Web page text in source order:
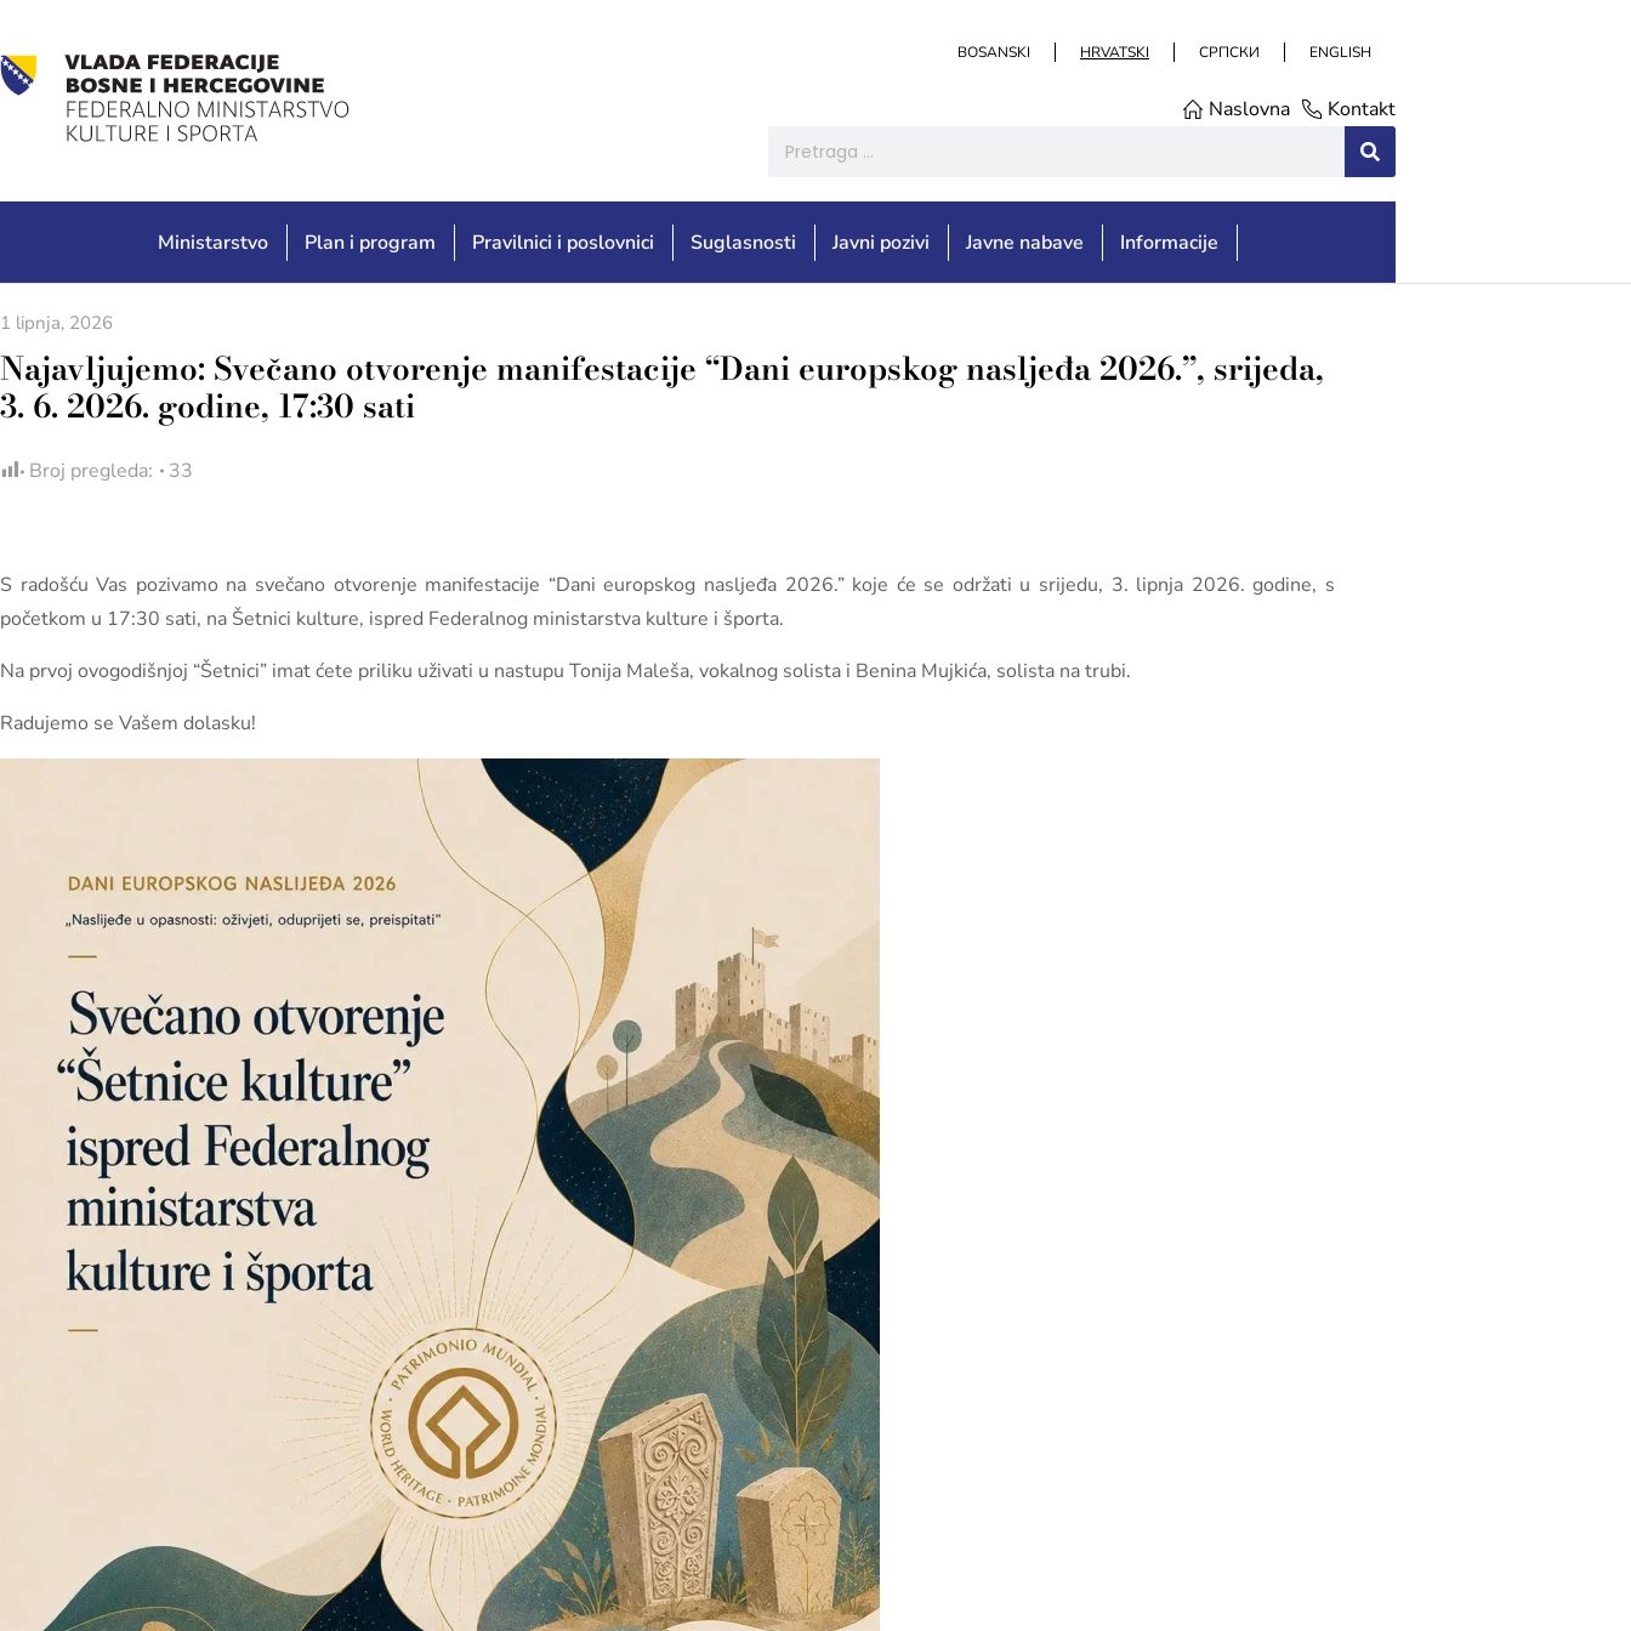
BOSANSKI HRVATSKI СРПСКИ ENGLISH
Naslovna Kontakt
Ministarstvo Plan i program Pravilnici i poslovnici Suglasnosti Javni pozivi Javne nabave Informacije
1 lipnja, 2026
Najavljujemo: Svečano otvorenje manifestacije “Dani europskog nasljeđa 2026.”, srijeda,
3. 6. 2026. godine, 17:30 sati
Broj pregleda: 33
S radošću Vas pozivamo na svečano otvorenje manifestacije “Dani europskog nasljeđa 2026.” koje će se održati u srijedu, 3. lipnja 2026. godine, s
početkom u 17:30 sati, na Šetnici kulture, ispred Federalnog ministarstva kulture i športa.
Na prvoj ovogodišnjoj “Šetnici” imat ćete priliku uživati u nastupu Tonija Maleša, vokalnog solista i Benina Mujkića, solista na trubi.
Radujemo se Vašem dolasku!